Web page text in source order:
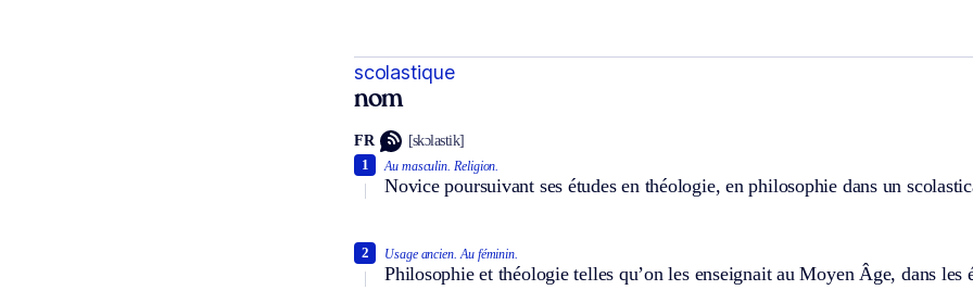
scolastique
nom
FR [skɔlastik]
Au masculin. Religion.
Novice poursuivant ses études en théologie, en philosophie dans un
1
Usage ancien. Au féminin.
Philosophie et théologie telles qu’on les enseignait au Moyen Âge, dans les
2